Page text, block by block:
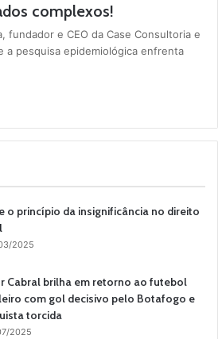
complexos!
fundador e CEO da Case Consultoria e
a pesquisa epidemiológica enfrenta
o princípio da insignificância no direito
2025
Cabral brilha em retorno ao futebol
com gol decisivo pelo Botafogo e
torcida
2025